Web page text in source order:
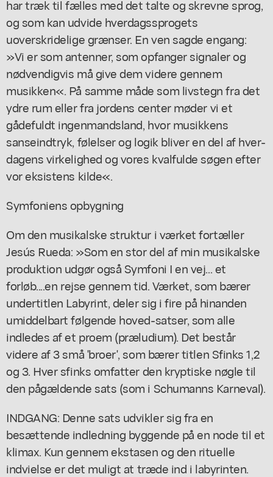
har træk til fælles med det talte og skrevne sprog,
og som kan udvide hverdagssprogets
uoverskridelige grænser. En ven sagde engang:
»Vi er som antenner, som opfanger signaler og
nødvendigvis må give dem videre gennem
musikken«. På samme måde som livstegn fra det
ydre rum eller fra jordens center møder vi et
gådefuldt ingenmandsland, hvor musikkens
sanseindtryk, følelser og logik bliver en del af hver-
dagens virkelighed og vores kvalfulde søgen efter
vor eksistens kilde«.
Symfoniens opbygning
Om den musikalske struktur i værket fortæller
Jesús Rueda: »Som en stor del af min musikalske
produktion udgør også Symfoni I en vej... et
forløb....en rejse gennem tid. Værket, som bærer
undertitlen Labyrint, deler sig i fire på hinanden
umiddelbart følgende hoved-satser, som alle
indledes af et proem (præludium). Det består
videre af 3 små 'broer', som bærer titlen Sfinks 1,2
og 3. Hver sfinks omfatter den kryptiske nøgle til
den pågældende sats (som i Schumanns Karneval).
INDGANG: Denne sats udvikler sig fra en
besættende indledning byggende på en node til et
klimax. Kun gennem ekstasen og den rituelle
indvielse er det muligt at træde ind i labyrinten.